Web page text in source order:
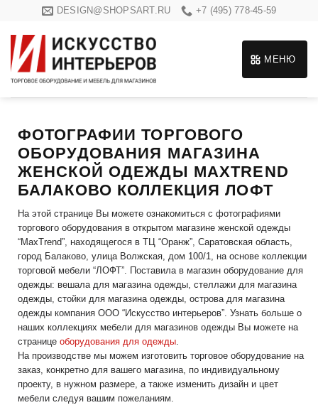
content
DESIGN@SHOPSART.RU +7 (495) 778-45-59
МЕНЮ
ФОТОГРАФИИ ТОРГОВОГО
ОБОРУДОВАНИЯ МАГАЗИНА
ЖЕНСКОЙ ОДЕЖДЫ MAXTREND
БАЛАКОВО КОЛЛЕКЦИЯ ЛОФТ
На этой странице Вы можете ознакомиться с фотографиями
торгового оборудования в открытом магазине женской одежды
“MaxTrend”, находящегося в ТЦ “Оранж”, Саратовская область,
город Балаково, улица Волжская, дом 100/1, на основе коллекции
торговой мебели “ЛОФТ”. Поставила в магазин оборудование для
одежды: вешала для магазина одежды, стеллажи для магазина
одежды, стойки для магазина одежды, острова для магазина
одежды компания ООО “Искусство интерьеров”. Узнать больше о
наших коллекциях мебели для магазинов одежды Вы можете на
странице оборудования для одежды.
На производстве мы можем изготовить торговое оборудование на
заказ, конкретно для вашего магазина, по индивидуальному
проекту, в нужном размере, а также изменить дизайн и цвет
мебели следуя вашим пожеланиям.